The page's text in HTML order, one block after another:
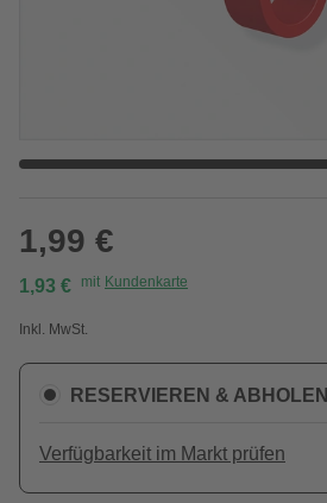
1,99 €
1,93 € mit Kundenkarte
Inkl. MwSt.
RESERVIEREN & ABHOLEN
Verfügbarkeit im Markt prüfen